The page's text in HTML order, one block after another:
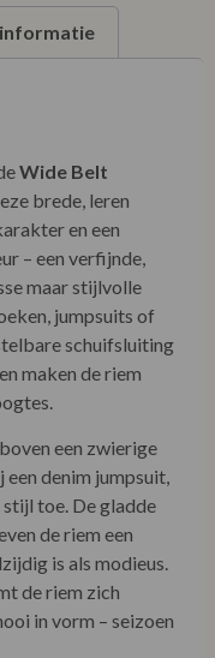
Wide Belt
brede, leren
en een
– een verfijnde,
maar stijlvolle
jumpsuits of
schuifsluiting
maken de riem
een zwierige
denim jumpsuit,
toe. De gladde
de riem een
is als modieus.
de riem zich
in vorm – seizoen